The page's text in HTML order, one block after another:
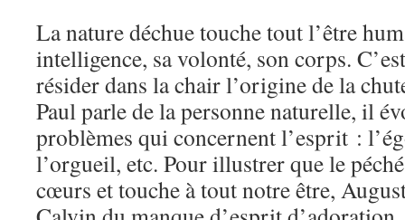
La nature déchue touche tout l’être
intelligence, sa volonté, son corps.
résider dans la chair l’origine de la
Paul parle de la personne naturelle, il
problèmes qui concernent l’esprit :
l’orgueil, etc. Pour illustrer que le
cœurs et touche à tout notre être,